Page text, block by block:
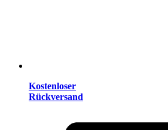
Kostenloser
Rückversand